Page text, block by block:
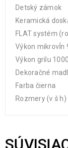
Detský zámok
Keramická
FLAT systém
Výkon mikrovĺn
Výkon grilu
Dekoračné
Farba čierna
Rozmery (v š